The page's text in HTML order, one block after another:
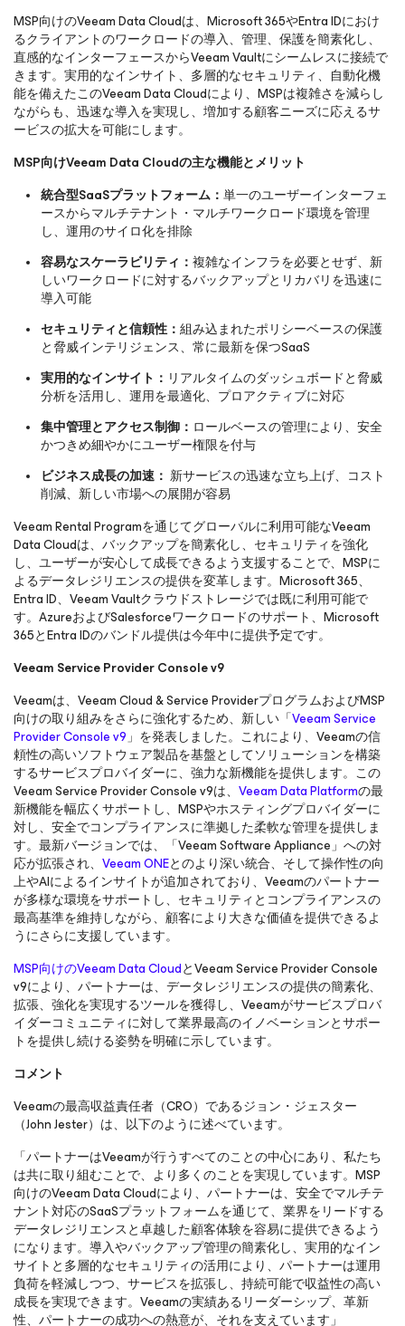
MSP向けのVeeam Data Cloudは、Microsoft 365やEntra IDにおけ
るクライアントのワークロードの導入、管理、保護を簡素化し、
直感的なインターフェースからVeeam Vaultにシームレスに接続で
きます。実用的なインサイト、多層的なセキュリティ、自動化機
能を備えたこのVeeam Data Cloudにより、MSPは複雑さを減らし
ながらも、迅速な導入を実現し、増加する顧客ニーズに応えるサ
ービスの拡大を可能にします。
MSP向けVeeam Data Cloudの主な機能とメリット
統合型SaaSプラットフォーム： 単一のユーザーインターフェ
ースからマルチテナント・マルチワークロード環境を管理
し、運用のサイロ化を排除
容易なスケーラビリティ： 複雑なインフラを必要とせず、新
しいワークロードに対するバックアップとリカバリを迅速に
導入可能
セキュリティと信頼性： 組み込まれたポリシーベースの保護
と脅威インテリジェンス、常に最新を保つSaaS
実用的なインサイト： リアルタイムのダッシュボードと脅威
分析を活用し、運用を最適化、プロアクティブに対応
集中管理とアクセス制御： ロールベースの管理により、安全
かつきめ細やかにユーザー権限を付与
ビジネス成長の加速： 新サービスの迅速な立ち上げ、コスト
削減、新しい市場への展開が容易
Veeam Rental Programを通じてグローバルに利用可能なVeeam
Data Cloudは、バックアップを簡素化し、セキュリティを強化
し、ユーザーが安心して成長できるよう支援することで、MSPに
よるデータレジリエンスの提供を変革します。Microsoft 365、
Entra ID、Veeam Vaultクラウドストレージでは既に利用可能で
す。AzureおよびSalesforceワークロードのサポート、Microsoft
365とEntra IDのバンドル提供は今年中に提供予定です。
Veeam Service Provider Console v9
Veeamは、Veeam Cloud & Service ProviderプログラムおよびMSP
向けの取り組みをさらに強化するため、新しい「Veeam Service
Provider Console v9」を発表しました。これにより、Veeamの信
頼性の高いソフトウェア製品を基盤としてソリューションを構築
するサービスプロバイダーに、強力な新機能を提供します。この
Veeam Service Provider Console v9は、 Veeam Data Platformの最
新機能を幅広くサポートし、MSPやホスティングプロバイダーに
対し、安全でコンプライアンスに準拠した柔軟な管理を提供しま
す。最新バージョンでは、「Veeam Software Appliance」への対
応が拡張され、 Veeam ONEとのより深い統合、そして操作性の向
上やAIによるインサイトが追加されており、Veeamのパートナー
が多様な環境をサポートし、セキュリティとコンプライアンスの
最高基準を維持しながら、顧客により大きな価値を提供できるよ
うにさらに支援しています。
MSP向けのVeeam Data CloudとVeeam Service Provider Console
v9により、パートナーは、データレジリエンスの提供の簡素化、
拡張、強化を実現するツールを獲得し、Veeamがサービスプロバ
イダーコミュニティに対して業界最高のイノベーションとサポー
トを提供し続ける姿勢を明確に示しています。
コメント
Veeamの最高収益責任者（CRO）であるジョン・ジェスター
（John Jester）は、以下のように述べています。
「パートナーはVeeamが行うすべてのことの中心にあり、私たち
は共に取り組むことで、より多くのことを実現しています。MSP
向けのVeeam Data Cloudにより、パートナーは、安全でマルチテ
ナント対応のSaaSプラットフォームを通じて、業界をリードする
データレジリエンスと卓越した顧客体験を容易に提供できるよう
になります。導入やバックアップ管理の簡素化し、実用的なイン
サイトと多層的なセキュリティの活用により、パートナーは運用
負荷を軽減しつつ、サービスを拡張し、持続可能で収益性の高い
成長を実現できます。Veeamの実績あるリーダーシップ、革新
性、パートナーの成功への熱意が、それを支えています」